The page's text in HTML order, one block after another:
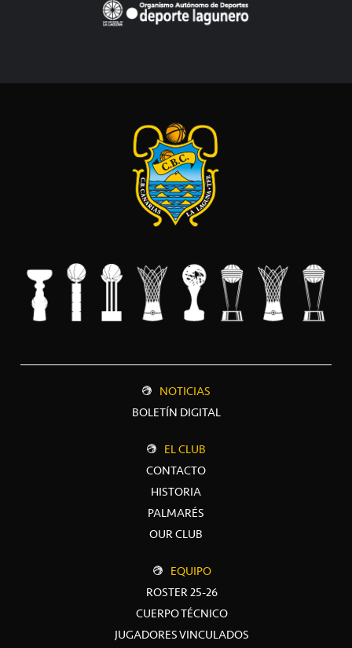
NOTICIAS
BOLETÍN DIGITAL
EL CLUB
CONTACTO
HISTORIA
PALMARÉS
OUR CLUB
EQUIPO
ROSTER 25-26
CUERPO TÉCNICO
JUGADORES VINCULADOS